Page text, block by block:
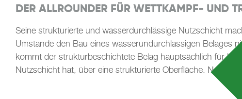
DER ALLROUNDER FÜR WETTKAMPF- UND
Seine strukturierte und wasserdurchlässige Nutzschicht
Umstände den Bau eines wasserundurchlässigen Belages
kommt der strukturbeschichtete Belag hauptsächlich für
Nutzschicht hat, über eine strukturierte Oberfläche. Neben